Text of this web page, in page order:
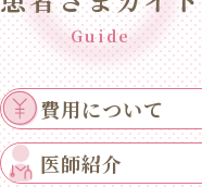
Guide
費用について
医師紹介